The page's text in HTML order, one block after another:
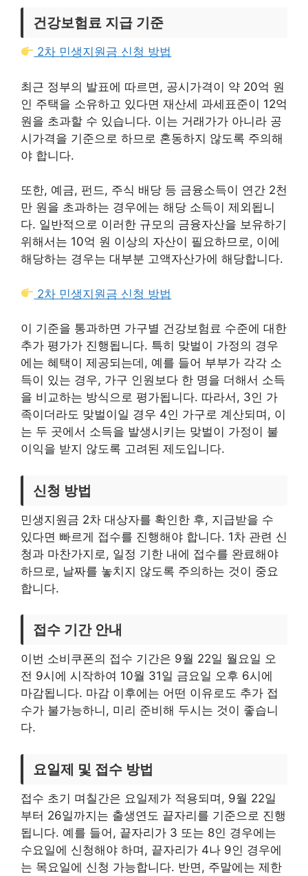
건강보험료 지급 기준
2차 민생지원금 신청 방법
최근 정부의 발표에 따르면, 공시가격이 약 20억 원
인 주택을 소유하고 있다면 재산세 과세표준이 12억
원을 초과할 수 있습니다. 이는 거래가가 아니라 공
시가격을 기준으로 하므로 혼동하지 않도록 주의해
야 합니다.
또한, 예금, 펀드, 주식 배당 등 금융소득이 연간 2천
만 원을 초과하는 경우에는 해당 소득이 제외됩니
다. 일반적으로 이러한 규모의 금융자산을 보유하기
위해서는 10억 원 이상의 자산이 필요하므로, 이에
해당하는 경우는 대부분 고액자산가에 해당합니다.
2차 민생지원금 신청 방법
이 기준을 통과하면 가구별 건강보험료 수준에 대한
추가 평가가 진행됩니다. 특히 맞벌이 가정의 경우
에는 혜택이 제공되는데, 예를 들어 부부가 각각 소
득이 있는 경우, 가구 인원보다 한 명을 더해서 소득
을 비교하는 방식으로 평가됩니다. 따라서, 3인 가
족이더라도 맞벌이일 경우 4인 가구로 계산되며, 이
는 두 곳에서 소득을 발생시키는 맞벌이 가정이 불
이익을 받지 않도록 고려된 제도입니다.
신청 방법
민생지원금 2차 대상자를 확인한 후, 지급받을 수
있다면 빠르게 접수를 진행해야 합니다. 1차 관련 신
청과 마찬가지로, 일정 기한 내에 접수를 완료해야
하므로, 날짜를 놓치지 않도록 주의하는 것이 중요
합니다.
접수 기간 안내
이번 소비쿠폰의 접수 기간은 9월 22일 월요일 오
전 9시에 시작하여 10월 31일 금요일 오후 6시에
마감됩니다. 마감 이후에는 어떤 이유로도 추가 접
수가 불가능하니, 미리 준비해 두시는 것이 좋습니
다.
요일제 및 접수 방법
접수 초기 며칠간은 요일제가 적용되며, 9월 22일
부터 26일까지는 출생연도 끝자리를 기준으로 진행
됩니다. 예를 들어, 끝자리가 3 또는 8인 경우에는
수요일에 신청해야 하며, 끝자리가 4나 9인 경우에
는 목요일에 신청 가능합니다. 반면, 주말에는 제한